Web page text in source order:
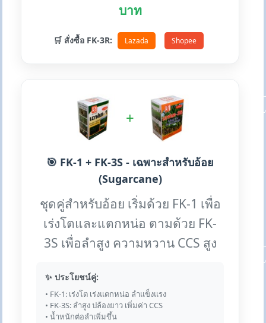
บาท
🛒 สั่งซื้อ FK-3R: Lazada Shopee
+
🎯 FK-1 + FK-3S - เฉพาะสำหรับอ้อย
(Sugarcane)
ชุดคู่สำหรับอ้อย เริ่มด้วย FK-1 เพื่อ
เร่งโตและแตกหน่อ ตามด้วย FK-
3S เพื่อลำสูง ความหวาน CCS สูง
✨ ประโยชน์คู่:
• FK-1: เร่งโต เร่งแตกหน่อ ลำแข็งแรง
• FK-3S: ลำสูง ปล้องยาว เพิ่มค่า CCS
• น้ำหนักต่อลำเพิ่มขึ้น